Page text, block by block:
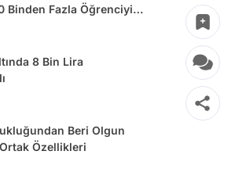
Binden Fazla Öğrenciyi
8 Bin Lira
Beri Olgun
Özellikleri